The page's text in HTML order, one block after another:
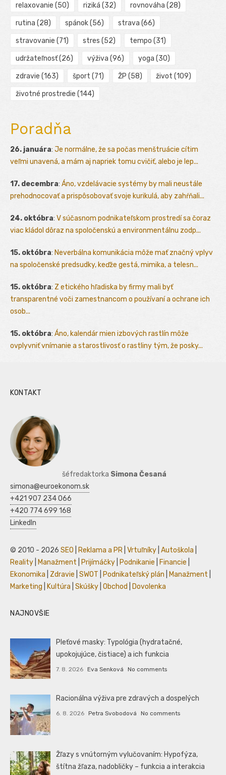
relaxovanie (50) riziká (32) rovnováha (28)
rutina (28) spánok(56) strava (66)
stravovanie (71) stres (52) tempo (31)
udržateľnosť(26) výživa (96) yoga (30)
zdravie (163) šport (71) ŽP (58) život (109)
životné prostredie (144)
Poradňa
26. januára: Je normálne, že sa počas menštruácie cítim
veľmi unavená, a mám aj napriek tomu cvičiť, alebo je lep...
17. decembra: Áno, vzdelávacie systémy by mali neustále
prehodnocovať a prispôsobovať svoje kurikulá, aby zahŕňali...
24. októbra: V súčasnom podnikateľskom prostredí sa čoraz
viac kládol dôraz na spoločenskú a environmentálnu zodp...
15. októbra: Neverbálna komunikácia môže mať značný vplyv
na spoločenské predsudky, keďže gestá, mimika, a telesn...
15. októbra: Z etického hľadiska by firmy mali byť
transparentné voči zamestnancom o používaní a ochrane ich
osob...
15. októbra: Áno, kalendár mien izbových rastlín môže
ovplyvniť vnímanie a starostlivosť o rastliny tým, že posky...
KONTAKT
šéfredaktorka Simona Česaná
simona@euroekonom.sk
+421 907 234 066
+420 774 699 168
LinkedIn
© 2010 - 2026 SEO Reklama a PR Vrtuľníky Autoškola
Reality
Manažment Prijímáčky Podnikanie Financie
Ekonomika
Zdravie SWOT Podnikateľský plán Manažment
Marketing
Kultúra Skúšky Obchod Dovolenka
NAJNOVŠIE
Pleťové masky: Typológia (hydratačné,
upokojujúce, čistiace) a ich funkcia
7. 8. 2026 Eva Senková No comments
Racionálna výživa pre zdravých a dospelých
6. 8. 2026 Petra Svobodová No comments
Žľazy s vnútorným vylučovaním: Hypofýza,
štítna žľaza, nadobličky – funkcia a interakcia